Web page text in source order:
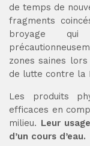
de temps de
fragments
broyage
zones saines
de lutte contre la
Les produits
efficaces en
milieu. Leur
d’un cours d’eau.